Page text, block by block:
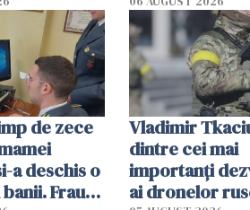
de zece
a deschis o
Frauda
Vladimir
dintre cei mai
importanți
ai dronelor